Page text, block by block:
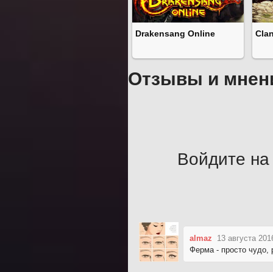
Drakensang Online
Отзывы и
Войдите на
almaz
13 августа
Ферма - просто чудо,